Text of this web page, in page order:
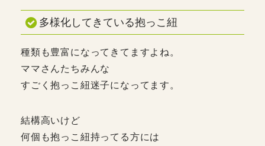
多様化してきている抱っこ紐
種類も豊富になってきてますよね。
ママさんたちみんな
すごく抱っこ紐迷子になってます。
結構高いけど
何個も抱っこ紐持ってる方には